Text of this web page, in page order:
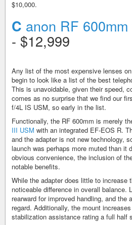
$10,000.
C anon RF
- $12,999
Any list of the most expensive lenses
begin to look like a list of the best
This is unavoidable, given their speed,
comes as no surprise that we find our
f/4L IS USM, so early in the list.
Functionally, the RF 600mm is merely
III USM with an integrated EF-EOS R.
and the adapter is not new technology,
launch was perhaps more muted than it
obvious convenience, the inclusion of
notable benefits.
While the adapter does little to increase
noticeable difference in overall
rearward for improved handling, and the
regard. Additionally, the mount
stabilization assistance rating a full half